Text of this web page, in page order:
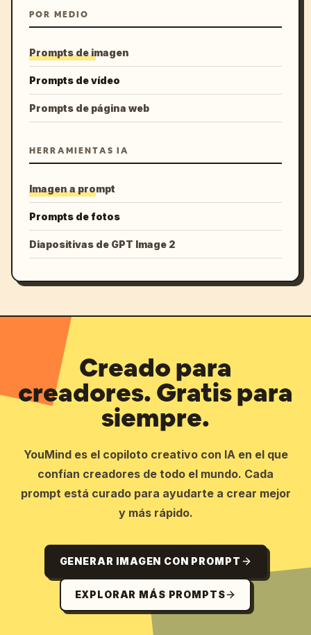
POR MEDIO
Prompts de imagen
Prompts de vídeo
Prompts de página web
HERRAMIENTAS IA
Imagen a prompt
Prompts de fotos
Diapositivas de GPT Image 2
Creado para
creadores. Gratis para
siempre.
YouMind es el copiloto creativo con IA en el que
confían creadores de todo el mundo. Cada
prompt está curado para ayudarte a crear mejor
y más rápido.
GENERAR IMAGEN CON PROMPT
EXPLORAR MÁS PROMPTS